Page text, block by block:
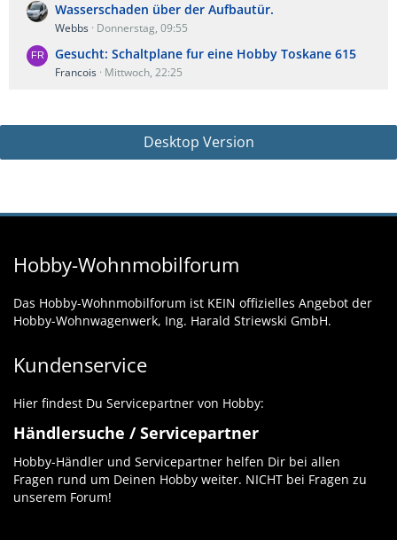
Wasserschaden über der Aufbautür.
Webbs Donnerstag, 09:55
Gesucht: Schaltplane fur eine Hobby Toskane 615
Francois Mittwoch, 22:25
Desktop Version
Hobby-Wohnmobilforum
Das Hobby-Wohnmobilforum ist KEIN offizielles Angebot der
Hobby-Wohnwagenwerk, Ing. Harald Striewski GmbH.
Kundenservice
Hier findest Du Servicepartner von Hobby:
Händlersuche / Servicepartner
Hobby-Händler und Servicepartner helfen Dir bei allen
Fragen rund um Deinen Hobby weiter. NICHT bei Fragen zu
unserem Forum!